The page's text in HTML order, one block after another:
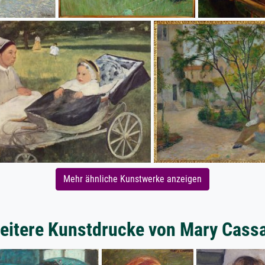
Mehr ähnliche Kunstwerke anzeigen
Kunstdrucke von Mary